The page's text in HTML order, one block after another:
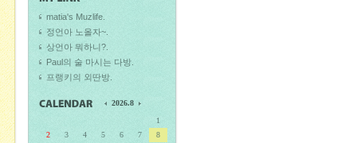
matia's Muzlife.
정언아 노올자~.
상언아 뭐하니?.
Paul의 술 마시는 다방.
프랭키의 외딴방.
2026.8
1
2
3 4 5 6 7
8